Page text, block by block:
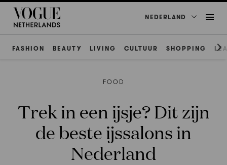
NEDERLAND
FASHION BEAUTY LIVING CULTUUR SHOPPING
FOOD
Trek in een ijsje? Dit zijn
de beste ijssalons in
Nederland